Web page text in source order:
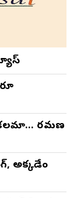
కలమా… రమణ
అక్కడేం